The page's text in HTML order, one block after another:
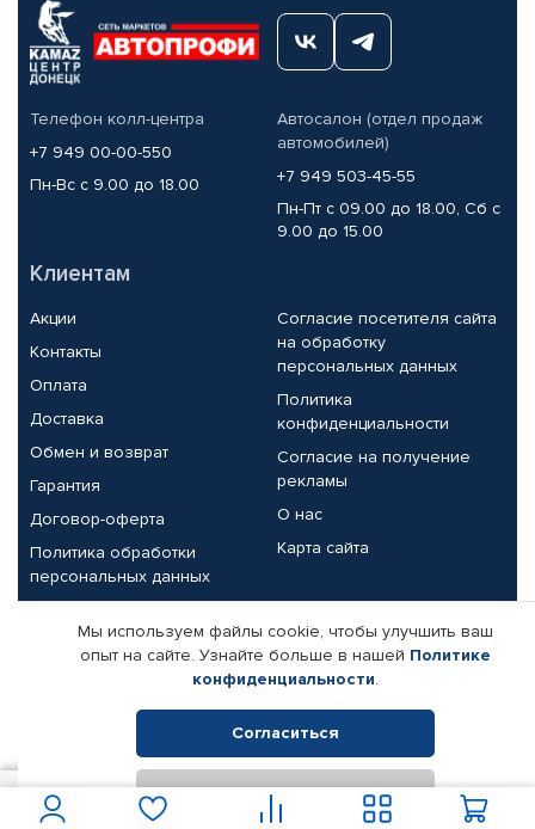
Телефон колл-центра
+7 949 00-00-550
Пн-Вс с 9.00 до 18.00
Автосалон (отдел продаж
автомобилей)
+7 949 503-45-55
Пн-Пт с 09.00 до 18.00, Сб с
9.00 до 15.00
Клиентам
Акции
Контакты
Оплата
Доставка
Обмен и возврат
Гарантия
Договор-оферта
Политика обработки
персональных данных
Согласие посетителя сайта
на обработку
персональных данных
Политика
конфиденциальности
Согласие на получение
рекламы
О нас
Карта сайта
Партнерам
Корпоративным клиентам
Поставщикам
Реквизиты компании
© КАМАЗ ЦЕНТР ДОНЕЦК, 2015-2026. Все права защищены.
Интернет-магазин автомобильных товаров Автопрофи.
Мы используем файлы cookie, чтобы улучшить ваш
опыт на сайте. Узнайте больше в нашей Политике
конфиденциальности.
Согласиться
Отклонить
В корзину